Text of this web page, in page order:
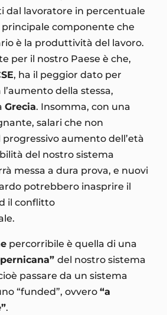
dal lavoratore in percentuale
principale componente che
è la produttività del lavoro.
per il nostro Paese è che,
, ha il peggior dato per
della stessa,
Grecia. Insomma, con una
salari che non
aumento dell’età
del nostro sistema
messa a dura prova, e nuovi
potrebbero inasprire il
il conflitto
percorribile è quella di una
del nostro sistema
passare da un sistema
“funded”, ovvero “a
.